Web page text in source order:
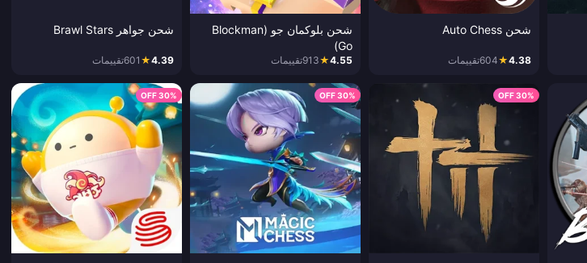
شحن Auto Chess
4.38
★
604تقييمات
شحن بلوكمان جو (Blockman
Go)
4.55
★
913تقييمات
شحن جواهر Brawl Stars
4.39
★
601تقييمات
30% OFF
30% OFF
30% OFF